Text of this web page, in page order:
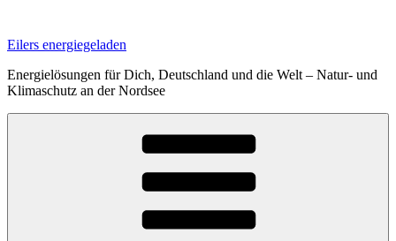
springen
Eilers energiegeladen
Energielösungen für Dich, Deutschland und die Welt – Natur- und
Klimaschutz an der Nordsee